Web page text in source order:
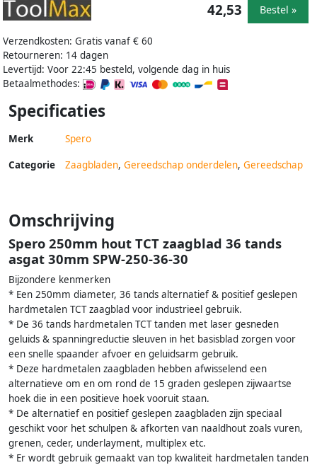
Verzendkosten: Gratis vanaf € 60
Retourneren: 14 dagen
Levertijd: Voor 22:45 besteld, volgende dag in huis
Betaalmethodes:
42,53 Bestel »
Specificaties
Merk Spero
Categorie Zaagbladen, Gereedschap onderdelen, Gereedschap
Omschrijving
Spero 250mm hout TCT zaagblad 36 tands
asgat 30mm SPW-250-36-30
Bijzondere kenmerken
* Een 250mm diameter, 36 tands alternatief & positief geslepen
hardmetalen TCT zaagblad voor industrieel gebruik.
* De 36 tands hardmetalen TCT tanden met laser gesneden
geluids & spanningreductie sleuven in het basisblad zorgen voor
een snelle spaander afvoer en geluidsarm gebruik.
* Deze hardmetalen zaagbladen hebben afwisselend een
alternatieve om en om rond de 15 graden geslepen zijwaartse
hoek die in een positieve hoek vooruit staan.
* De alternatief en positief geslepen zaagbladen zijn speciaal
geschikt voor het schulpen & afkorten van naaldhout zoals vuren,
grenen, ceder, underlayment, multiplex etc.
* Er wordt gebruik gemaakt van top kwaliteit hardmetalen tanden